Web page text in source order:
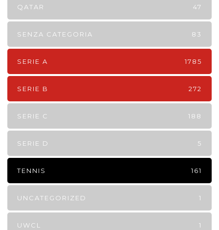
QATAR 47
SENZA CATEGORIA 83
SERIE A 1785
SERIE B 272
SERIE C 188
SERIE D 5
TENNIS 161
UNCATEGORIZED 1
UWCL 1